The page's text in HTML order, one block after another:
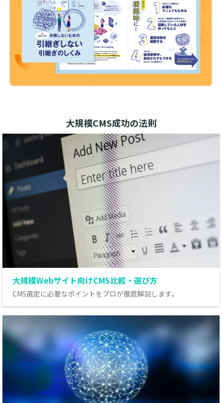
大規模CMS成功の法則
大規模Webサイト向けCMS比較・選び方
CMS選定に必要なポイントをプロが徹底解説します。